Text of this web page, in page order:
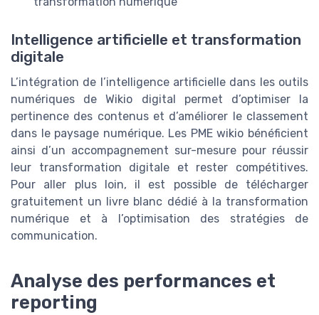
Intelligence artificielle et transformation
digitale
L’intégration de l’intelligence artificielle dans les outils
numériques de Wikio digital permet d’optimiser la
pertinence des contenus et d’améliorer le classement
dans le paysage numérique. Les PME wikio bénéficient
ainsi d’un accompagnement sur-mesure pour réussir
leur transformation digitale et rester compétitives.
Pour aller plus loin, il est possible de télécharger
gratuitement un livre blanc dédié à la transformation
numérique et à l’optimisation des stratégies de
communication.
Analyse des performances et
reporting